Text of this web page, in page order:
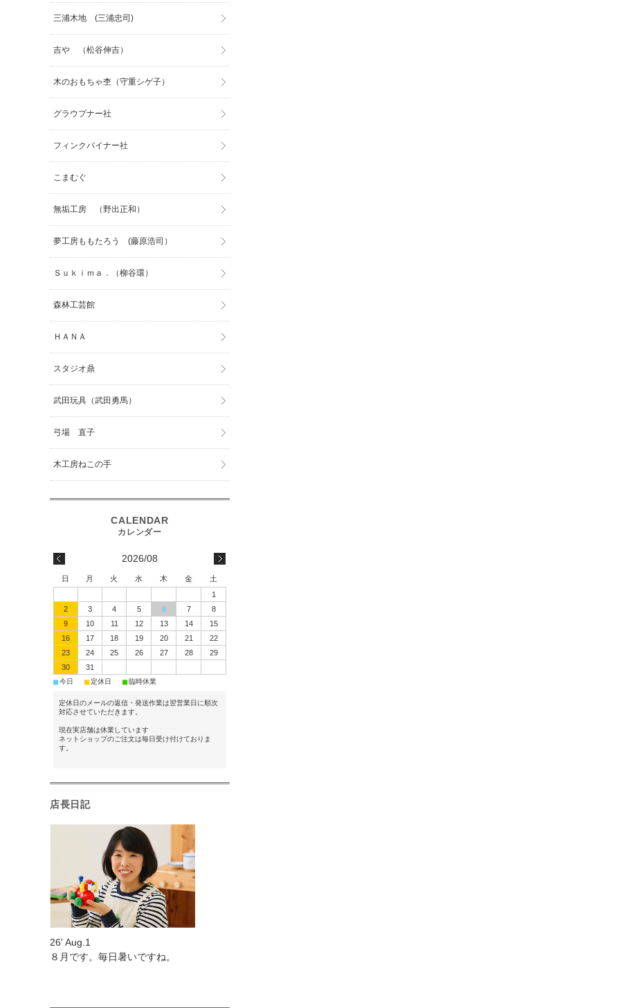
三浦木地 (三浦忠司)
吉や （松谷伸吉）
木のおもちゃ杢（守重シゲ子）
グラウプナー社
フィンクバイナー社
こまむぐ
無垢工房 （野出正和）
夢工房ももたろう (藤原浩司）
Ｓｕｋｉｍａ．（柳谷環）
森林工芸館
ＨＡＮＡ
スタジオ鼎
武田玩具（武田勇馬）
弓場 直子
木工房ねこの手
2026/08
日 月 火 水 木 金
土
1
2
3 4 5 6 7
8
9
10 11 12 13 14
15
16
17 18 19 20 21
22
23
24 25 26 27 28
29
30
31
■今日 ■定休日 ■臨時休業
定休日のメールの返信・発送作業は翌営業日に順次
対応させていただきます。
現在実店舗は休業しています
ネットショップのご注文は毎日受け付けておりま
す。
店長日記
26' Aug.1
８月です。毎日暑いですね。